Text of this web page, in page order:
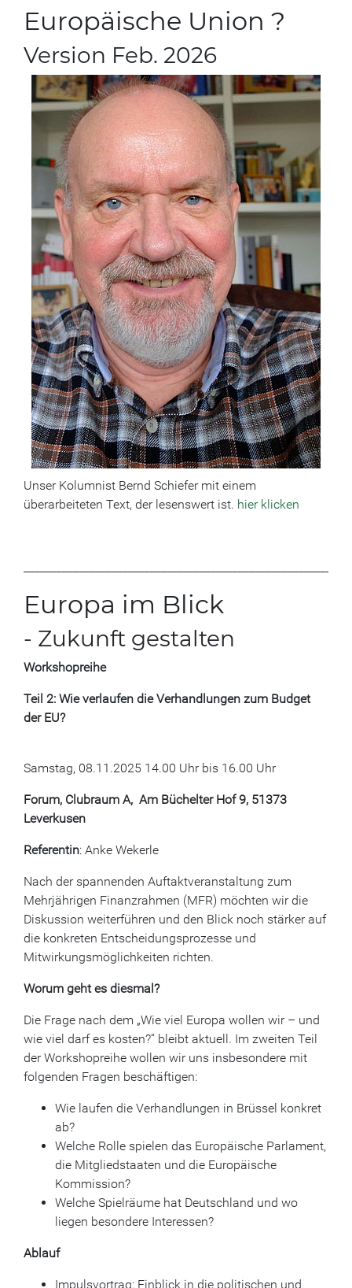
Europäische Union ?
Version Feb. 2026
Unser Kolumnist Bernd Schiefer mit einem
überarbeiteten Text, der lesenswert ist. hier klicken
Europa im Blick
- Zukunft gestalten
Workshopreihe
Teil 2: Wie verlaufen die Verhandlungen zum Budget
der EU?
Samstag, 08.11.2025 14.00 Uhr bis 16.00 Uhr
Forum, Clubraum A, Am Büchelter Hof 9, 51373
Leverkusen
Referentin: Anke Wekerle
Nach der spannenden Auftaktveranstaltung zum
Mehrjährigen Finanzrahmen (MFR) möchten wir die
Diskussion weiterführen und den Blick noch stärker auf
die konkreten Entscheidungsprozesse und
Mitwirkungsmöglichkeiten richten.
Worum geht es diesmal?
Die Frage nach dem „Wie viel Europa wollen wir – und
wie viel darf es kosten?“ bleibt aktuell. Im zweiten Teil
der Workshopreihe wollen wir uns insbesondere mit
folgenden Fragen beschäftigen:
Wie laufen die Verhandlungen in Brüssel konkret
ab?
Welche Rolle spielen das Europäische Parlament,
die Mitgliedstaaten und die Europäische
Kommission?
Welche Spielräume hat Deutschland und wo
liegen besondere Interessen?
Ablauf
Impulsvortrag: Einblick in die politischen und